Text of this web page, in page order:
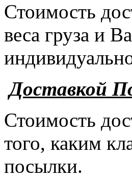
Стоимость
веса груза и
Доставкой
Стоимость
того, каким
посылки.